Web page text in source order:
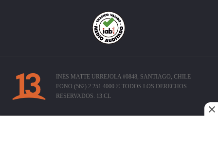
INÉS MATTE URREJOLA #0848, SANTIAGO, CHILE
FONO (562) 2 251 4000 © TODOS LOS DERECHOS
RESERVADOS. 13.CL